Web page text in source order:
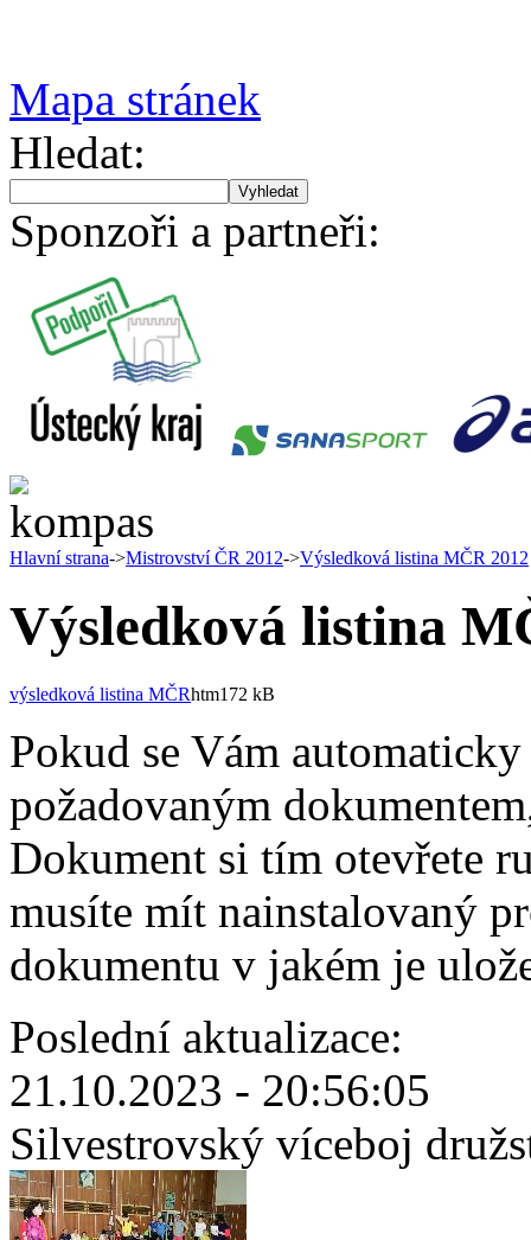
Mapa stránek
Hledat:
Sponzoři a partneři:
Hlavní strana->Mistrovství ČR 2012->Výsledková listina MČR 2012
Výsledková listina
výsledková listina MČRhtm172 kB
Pokud se Vám
požadovaným
Dokument si tím otevřete
musíte mít nainstalovaný
dokumentu v jakém je
Poslední aktualizace:
21.10.2023 - 20:56:05
Silvestrovský víceboj